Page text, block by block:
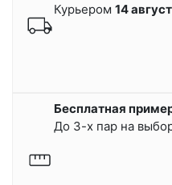
Курьером 14
Бесплатная
До 3-х пар на